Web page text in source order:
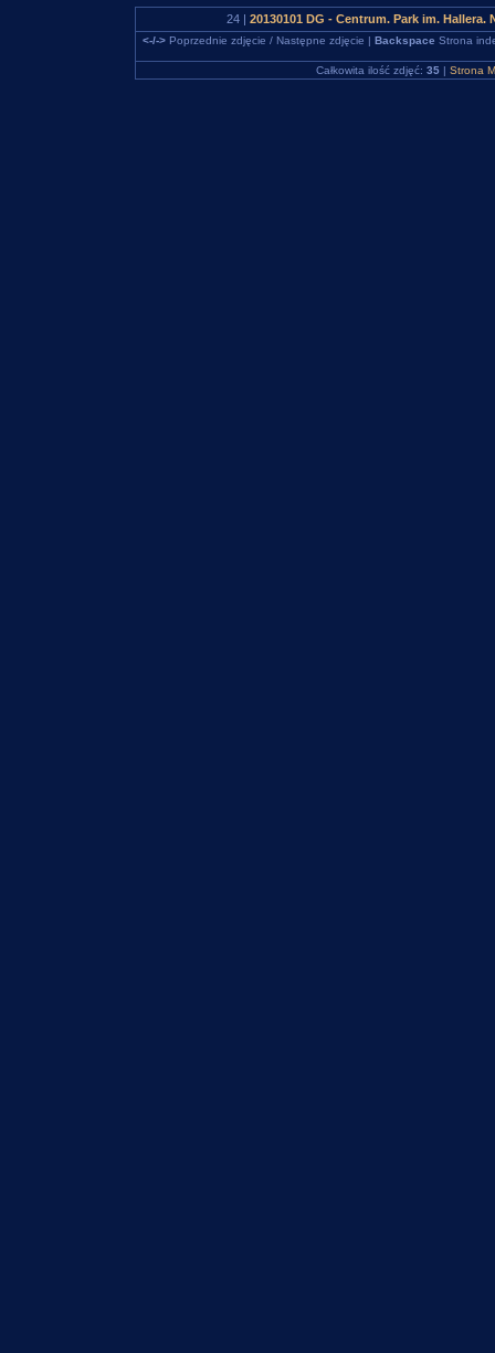
24 | 20130101 DG - Centrum. Park im.
<-/->Poprzednie zdjęcie / Następne zdjęcie | Backspace Strona
Całkowita ilość zdjęć: 35 | Strona